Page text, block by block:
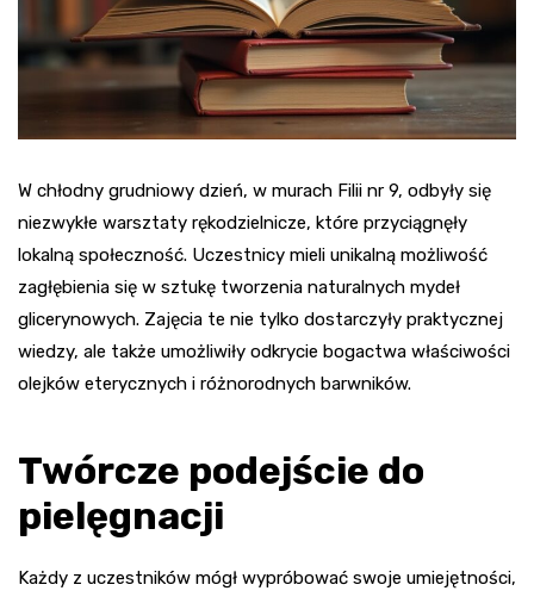
W chłodny grudniowy dzień, w murach Filii nr 9, odbyły się
niezwykłe warsztaty rękodzielnicze, które przyciągnęły
lokalną społeczność. Uczestnicy mieli unikalną możliwość
zagłębienia się w sztukę tworzenia naturalnych mydeł
glicerynowych. Zajęcia te nie tylko dostarczyły praktycznej
wiedzy, ale także umożliwiły odkrycie bogactwa właściwości
olejków eterycznych i różnorodnych barwników.
Twórcze podejście do
pielęgnacji
Każdy z uczestników mógł wypróbować swoje umiejętności,